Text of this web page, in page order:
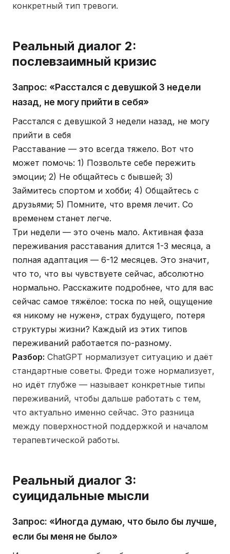
конкретный тип тревоги.
Реальный диалог 2:
послевзаимный кризис
Запрос: «Расстался с девушкой 3 недели
назад, не могу прийти в себя»
Расстался с девушкой 3 недели назад, не могу
прийти в себя
Расставание — это всегда тяжело. Вот что
может помочь: 1) Позвольте себе пережить
эмоции; 2) Не общайтесь с бывшей; 3)
Займитесь спортом и хобби; 4) Общайтесь с
друзьями; 5) Помните, что время лечит. Со
временем станет легче.
Три недели — это очень мало. Активная фаза
переживания расставания длится 1-3 месяца, а
полная адаптация — 6-12 месяцев. Это значит,
что то, что вы чувствуете сейчас, абсолютно
нормально. Расскажите подробнее, что для вас
сейчас самое тяжёлое: тоска по ней, ощущение
«я никому не нужен», страх будущего, потеря
структуры жизни? Каждый из этих типов
переживаний работается по-разному.
Разбор: ChatGPT нормализует ситуацию и даёт
стандартные советы. Фреди тоже нормализует,
но идёт глубже — называет конкретные типы
переживаний, чтобы дальше работать с тем,
что актуально именно сейчас. Это разница
между поверхностной поддержкой и началом
терапевтической работы.
Реальный диалог 3:
суицидальные мысли
Запрос: «Иногда думаю, что было бы лучше,
если бы меня не было»